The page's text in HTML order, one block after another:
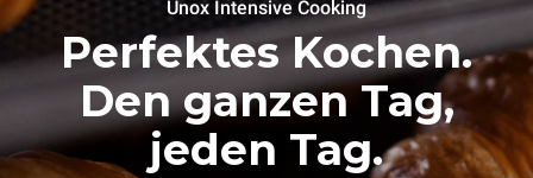
Unox Intensive Cooking
Perfektes Kochen.
Den ganzen Tag,
jeden Tag.